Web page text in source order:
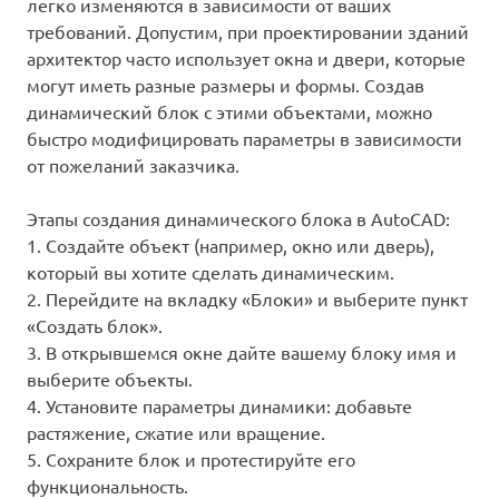
легко изменяются в зависимости от ваших
требований. Допустим, при проектировании зданий
архитектор часто использует окна и двери, которые
могут иметь разные размеры и формы. Создав
динамический блок с этими объектами, можно
быстро модифицировать параметры в зависимости
от пожеланий заказчика.
Этапы создания динамического блока в AutoCAD:
1. Создайте объект (например, окно или дверь),
который вы хотите сделать динамическим.
2. Перейдите на вкладку «Блоки» и выберите пункт
«Создать блок».
3. В открывшемся окне дайте вашему блоку имя и
выберите объекты.
4. Установите параметры динамики: добавьте
растяжение, сжатие или вращение.
5. Сохраните блок и протестируйте его
функциональность.